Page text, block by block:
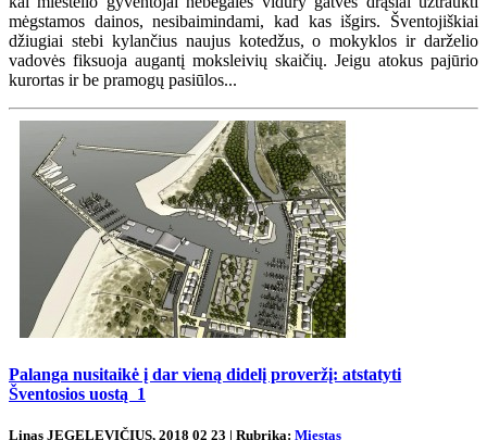
mėgstamos dainos, nesibaimindami, kad kas išgirs. Šventojiškiai
džiugiai stebi kylančius naujus kotedžus, o mokyklos ir darželio
vadovės fiksuoja augantį moksleivių skaičių. Jeigu atokus pajūrio
kurortas ir be pramogų pasiūlos...
Palanga nusitaikė į dar vieną didelį proveržį: atstatyti
Šventosios uostą 1
Linas JEGELEVIČIUS, 2018 02 23 | Rubrika: Miestas